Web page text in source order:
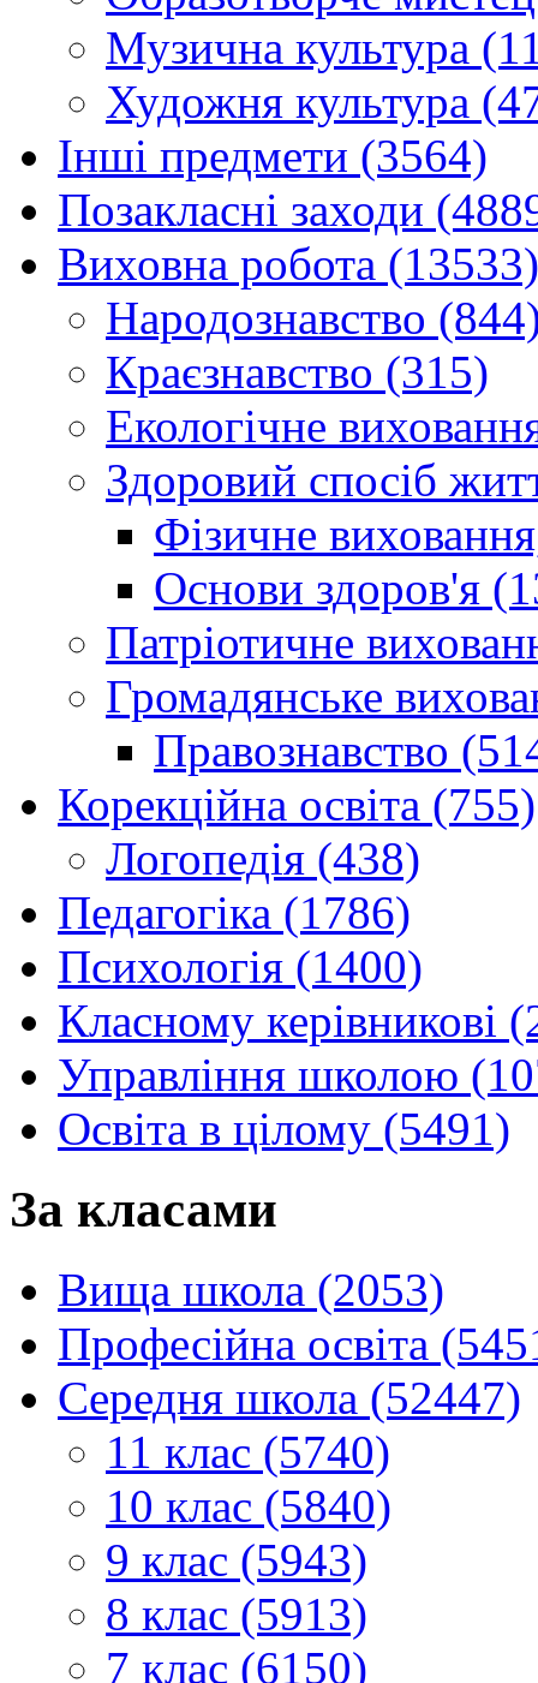
Музична культура
Художня культура
Інші предмети (3564)
Позакласні заходи
Виховна робота (13533)
Народознавство
Краєзнавство (315)
Екологічне
Здоровий спосіб
Фізичне
Основи здоров'я
Патріотичне
Громадянське
Правознавство
Корекційна освіта (755)
Логопедія (438)
Педагогіка (1786)
Психологія (1400)
Класному керівникові
Управління школою
Освіта в цілому (5491)
За класами
Вища школа (2053)
Професійна освіта
Середня школа (52447)
11 клас (5740)
10 клас (5840)
9 клас (5943)
8 клас (5913)
7 клас (6150)